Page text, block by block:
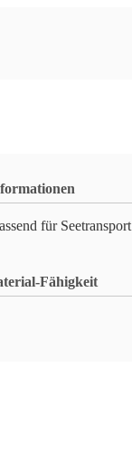
für Seetransport
Fähigkeit